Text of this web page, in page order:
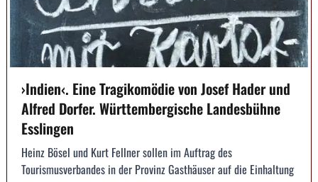
›Indien‹. Eine Tragikomödie von Josef Hader und
Alfred Dorfer. Württembergische Landesbühne
Esslingen
Heinz Bösel und Kurt Fellner sollen im Auftrag des
Tourismusverbandes in der Provinz Gasthäuser auf die Einhaltung